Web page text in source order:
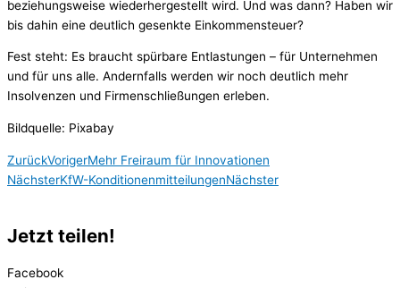
beziehungsweise wiederhergestellt wird. Und was dann? Haben wir
bis dahin eine deutlich gesenkte Einkommensteuer?
Fest steht: Es braucht spürbare Entlastungen – für Unternehmen
und für uns alle. Andernfalls werden wir noch deutlich mehr
Insolvenzen und Firmenschließungen erleben.
Bildquelle: Pixabay
ZurückVorigerMehr Freiraum für Innovationen
NächsterKfW-KonditionenmitteilungenNächster
Jetzt teilen!
Facebook